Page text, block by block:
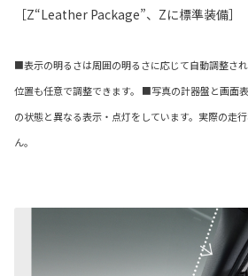
［Z“Leather Package”、Zに標準装備］
■表示の明るさは周囲の明るさに応じて自動調整さ
位置も任意で調整できます。 ■写真の計器盤と画面
の状態と異なる表示・点灯をしています。実際の走
ん。